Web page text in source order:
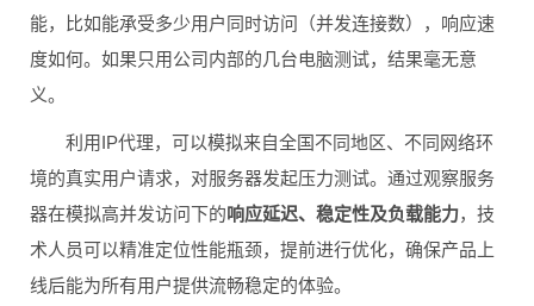
能，比如能承受多少用户同时访问（并发连接数），响应速
度如何。如果只用公司内部的几台电脑测试，结果毫无意
义。
利用IP代理，可以模拟来自全国不同地区、不同网络环
境的真实用户请求，对服务器发起压力测试。通过观察服务
器在模拟高并发访问下的响应延迟、稳定性及负载能力，技
术人员可以精准定位性能瓶颈，提前进行优化，确保产品上
线后能为所有用户提供流畅稳定的体验。